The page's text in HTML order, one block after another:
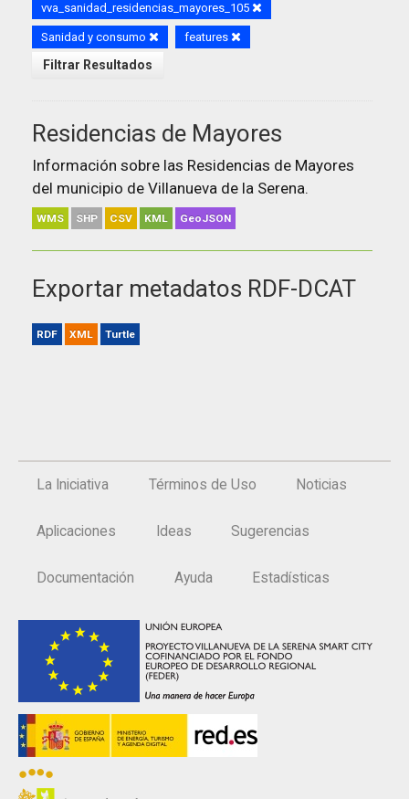
vva_sanidad_residencias_mayores_105
Sanidad y consumo features
Filtrar Resultados
Residencias de Mayores
Información sobre las Residencias de Mayores
del municipio de Villanueva de la Serena.
WMS SHP CSV KML GeoJSON
Exportar metadatos RDF-DCAT
RDF XML Turtle
La Iniciativa Términos de Uso Noticias
Aplicaciones Ideas Sugerencias
Documentación Ayuda Estadísticas